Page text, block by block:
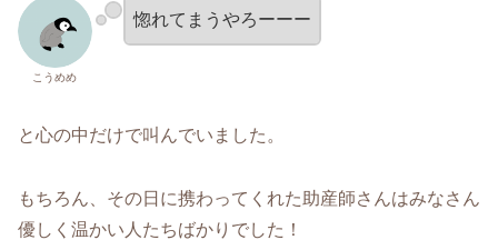
こうめめ
惚れてまうやろーーー
と心の中だけで叫んでいました。
もちろん、その日に携わってくれた助産師さんはみなさん
優しく温かい人たちばかりでした！